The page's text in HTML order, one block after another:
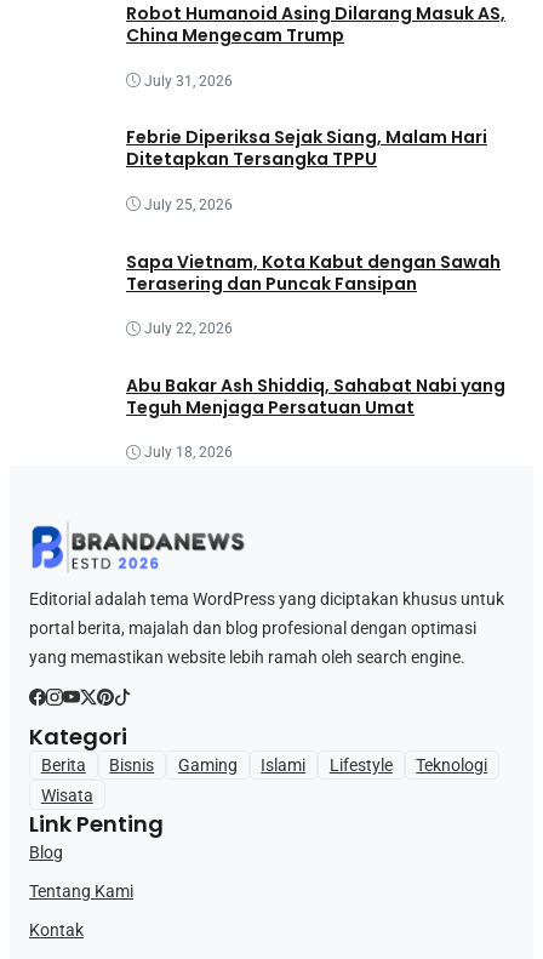
Robot Humanoid Asing Dilarang Masuk AS,
China Mengecam Trump
July 31, 2026
Febrie Diperiksa Sejak Siang, Malam Hari
Ditetapkan Tersangka TPPU
July 25, 2026
Sapa Vietnam, Kota Kabut dengan Sawah
Terasering dan Puncak Fansipan
July 22, 2026
Abu Bakar Ash Shiddiq, Sahabat Nabi yang
Teguh Menjaga Persatuan Umat
July 18, 2026
Editorial adalah tema WordPress yang diciptakan khusus untuk
portal berita, majalah dan blog profesional dengan optimasi
yang memastikan website lebih ramah oleh search engine.
Kategori
Berita Bisnis Gaming Islami Lifestyle
Teknologi
Wisata
Link Penting
Blog
Tentang Kami
Kontak